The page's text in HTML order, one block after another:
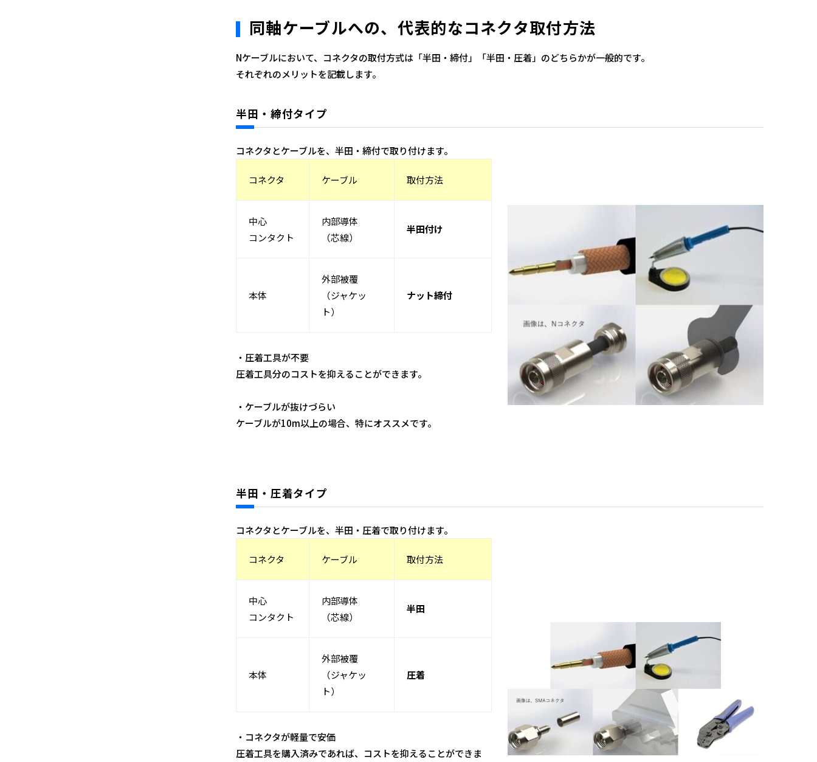
同軸ケーブルへの、代表的なコネクタ取付方法
Nケーブルにおいて、コネクタの取付方式は「半田・締付」「半田・圧着」のどちらかが一般的です。
それぞれのメリットを記載します。
半田・締付タイプ
コネクタとケーブルを、半田・締付で取り付けます。
コネクタ ケーブル 取付方法
中心
コンタクト
内部導体
（芯線）
半田付け
本体
外部被覆
（ジャケッ
ト）
ナット締付
・圧着工具が不要
圧着工具分のコストを抑えることができます。
・ケーブルが抜けづらい
ケーブルが10m以上の場合、特にオススメです。
半田・圧着タイプ
コネクタとケーブルを、半田・圧着で取り付けます。
コネクタ ケーブル 取付方法
中心
コンタクト
内部導体
（芯線）
半田
本体
外部被覆
（ジャケッ
ト）
圧着
・コネクタが軽量で安価
圧着工具を購入済みであれば、コストを抑えることができま